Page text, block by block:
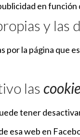
en función
y las
por la página que
las
tener
esa web en